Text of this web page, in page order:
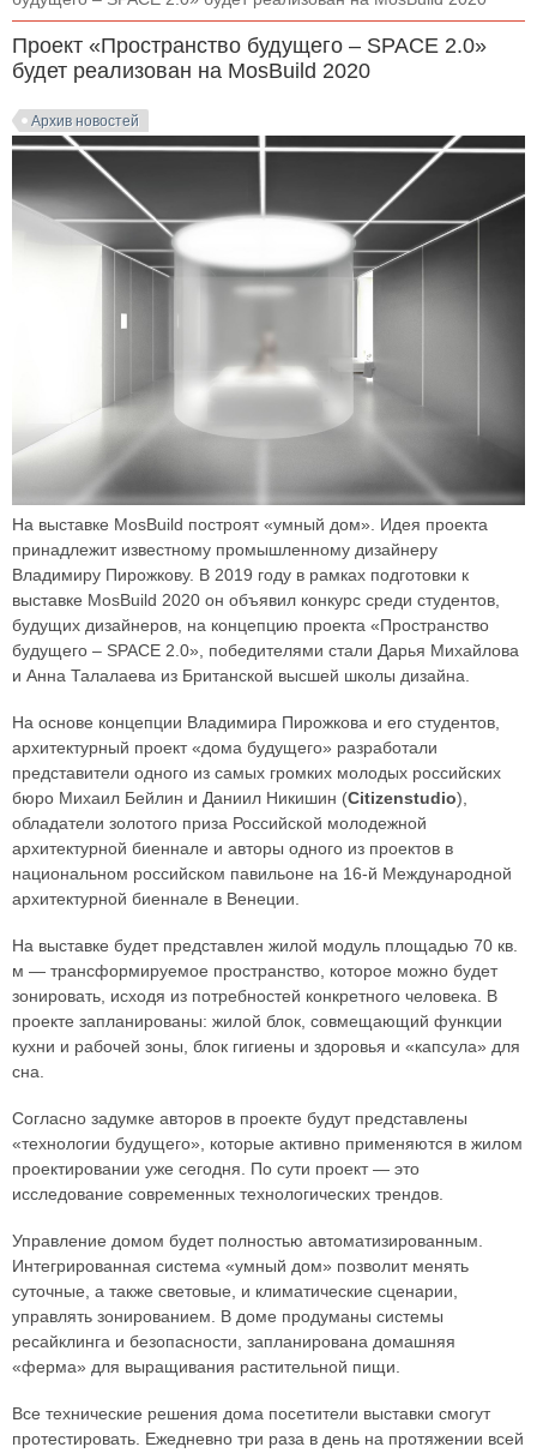
Проект «Пространство будущего – SPACE 2.0»
будет реализован на MosBuild 2020
Архив новостей
На выставке MosBuild построят «умный дом». Идея проекта
принадлежит известному промышленному дизайнеру
Владимиру Пирожкову. В 2019 году в рамках подготовки к
выставке MosBuild 2020 он объявил конкурс среди студентов,
будущих дизайнеров, на концепцию проекта «Пространство
будущего – SPACE 2.0», победителями стали Дарья Михайлова
и Анна Талалаева из Британской высшей школы дизайна.
На основе концепции Владимира Пирожкова и его студентов,
архитектурный проект «дома будущего» разработали
представители одного из самых громких молодых российских
бюро Михаил Бейлин и Даниил Никишин (Citizenstudio),
обладатели золотого приза Российской молодежной
архитектурной биеннале и авторы одного из проектов в
национальном российском павильоне на 16-й Международной
архитектурной биеннале в Венеции.
На выставке будет представлен жилой модуль площадью 70 кв.
м — трансформируемое пространство, которое можно будет
зонировать, исходя из потребностей конкретного человека. В
проекте запланированы: жилой блок, совмещающий функции
кухни и рабочей зоны, блок гигиены и здоровья и «капсула» для
сна.
Согласно задумке авторов в проекте будут представлены
«технологии будущего», которые активно применяются в жилом
проектировании уже сегодня. По сути проект — это
исследование современных технологических трендов.
Управление домом будет полностью автоматизированным.
Интегрированная система «умный дом» позволит менять
суточные, а также световые, и климатические сценарии,
управлять зонированием. В доме продуманы системы
ресайклинга и безопасности, запланирована домашняя
«ферма» для выращивания растительной пищи.
Все технические решения дома посетители выставки смогут
протестировать. Ежедневно три раза в день на протяжении всей